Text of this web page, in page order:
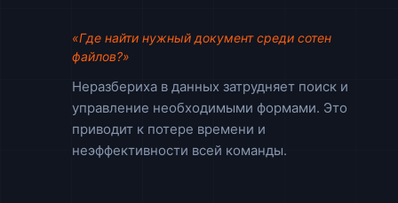
«Где найти нужный документ среди сотен
файлов?»
Неразбериха в данных затрудняет поиск и
управление необходимыми формами. Это
приводит к потере времени и
неэффективности всей команды.